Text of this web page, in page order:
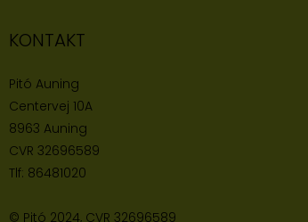
KONTAKT
Pitó Auning
Centervej 10A
8963 Auning
CVR 32696589
Tlf: 86481020
© Pitó 2024, CVR 32696589